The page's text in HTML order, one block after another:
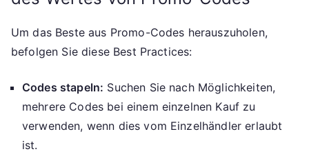
Um das Beste aus Promo-Codes herauszuholen,
befolgen Sie diese Best Practices:
Codes stapeln: Suchen Sie nach Möglichkeiten,
mehrere Codes bei einem einzelnen Kauf zu
verwenden, wenn dies vom Einzelhändler erlaubt
ist.